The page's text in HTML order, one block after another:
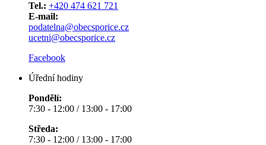
Tel.: +420 474 621 721
E-mail:
podatelna@obecsporice.cz
ucetni@obecsporice.cz
Facebook
Úřední hodiny
Pondělí:
7:30 - 12:00 / 13:00 - 17:00
Středa:
7:30 - 12:00 / 13:00 - 17:00